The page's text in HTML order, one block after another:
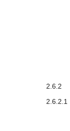
2.6.2
2.6.2.1